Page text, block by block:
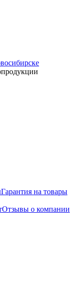
Гарантия на товары
Отзывы о компании